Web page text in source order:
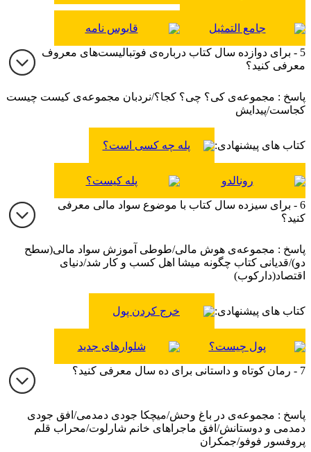
جامع التمثیل قابوس نامه
5 - برای دوازده سال کتاب درباره‌ی فوتبالیست‌های معروف
معرفی کنید؟
پاسخ : مجموعه‌ی کی؟ چی؟ کجا؟/نردبان مجموعه‌ی کیست چیست
کجاست/پیدایش
کتاب های پیشنهادی: پله چه کسی است؟
رونالدو پله کیست؟
6 - برای سیزده سال کتاب با موضوع سواد مالی معرفی
کنید؟
پاسخ : مجموعه‌ی هوش مالی/طوطی آموزش سواد مالی(سطح
دو)/قدیانی کتاب چگونه میشا اهل کسب و کار شد/دنیای
اقتصاد(دارکوب)
کتاب های پیشنهادی: خرج کردن پول
پول چیست؟ شلوارهای جدید
7 - رمان کوتاه و داستانی برای ده سال معرفی کنید؟
پاسخ : مجموعه‌ی در باغ وحش/میچکا جودی دمدمی/افق جودی
دمدمی و دوستانش/افق ماجراهای خانم شارلوت/محراب قلم
پروفسور فوفو/جمکران